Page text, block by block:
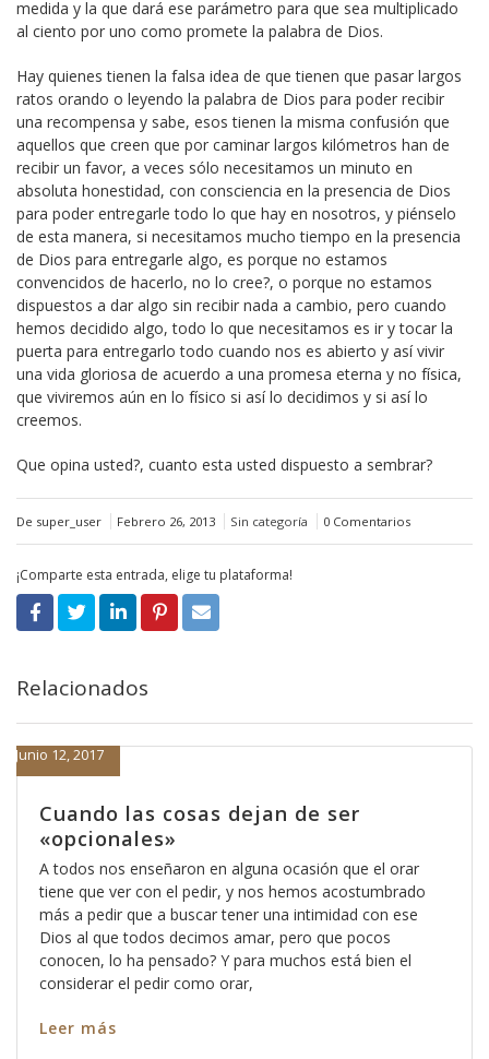
medida y la que dará ese parámetro para que sea multiplicado
al ciento por uno como promete la palabra de Dios.
Hay quienes tienen la falsa idea de que tienen que pasar largos
ratos orando o leyendo la palabra de Dios para poder recibir
una recompensa y sabe, esos tienen la misma confusión que
aquellos que creen que por caminar largos kilómetros han de
recibir un favor, a veces sólo necesitamos un minuto en
absoluta honestidad, con consciencia en la presencia de Dios
para poder entregarle todo lo que hay en nosotros, y piénselo
de esta manera, si necesitamos mucho tiempo en la presencia
de Dios para entregarle algo, es porque no estamos
convencidos de hacerlo, no lo cree?, o porque no estamos
dispuestos a dar algo sin recibir nada a cambio, pero cuando
hemos decidido algo, todo lo que necesitamos es ir y tocar la
puerta para entregarlo todo cuando nos es abierto y así vivir
una vida gloriosa de acuerdo a una promesa eterna y no física,
que viviremos aún en lo físico si así lo decidimos y si así lo
creemos.
Que opina usted?, cuanto esta usted dispuesto a sembrar?
De super_user Febrero 26, 2013 Sin categoría 0 Comentarios
¡Comparte esta entrada, elige tu plataforma!
Relacionados
Cuando las cosas dejan de ser
«opcionales»
Junio 12, 2017
A todos nos enseñaron en alguna ocasión que el orar
tiene que ver con el pedir, y nos hemos acostumbrado
más a pedir que a buscar tener una intimidad con ese
Dios al que todos decimos amar, pero que pocos
conocen, lo ha pensado? Y para muchos está bien el
considerar el pedir como orar,
Leer más